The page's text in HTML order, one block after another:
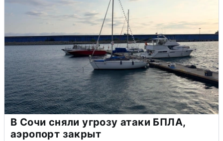
В Сочи сняли угрозу атаки БПЛА,
аэропорт закрыт